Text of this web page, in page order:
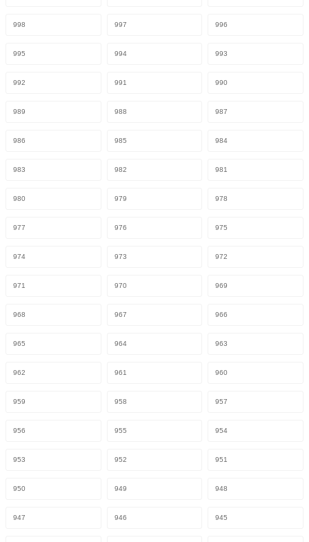
998 997 996
995 994 993
992 991 990
989 988 987
986 985 984
983 982 981
980 979 978
977 976 975
974 973 972
971 970 969
968 967 966
965 964 963
962 961 960
959 958 957
956 955 954
953 952 951
950 949 948
947 946 945